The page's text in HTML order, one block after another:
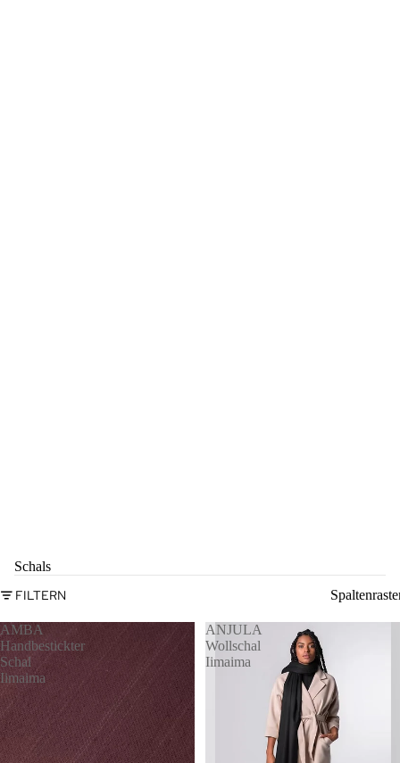
Schals
FILTERN
AMBA
Handbestickter
Schal
Iimaima
ANJULA
Wollschal
Iimaima